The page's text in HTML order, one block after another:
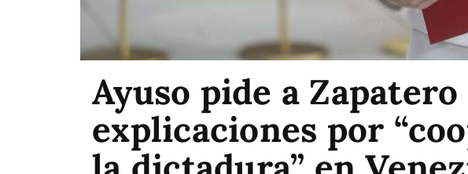
Ayuso pide a Zapatero
explicaciones por